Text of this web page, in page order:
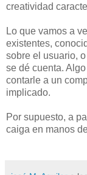
creatividad
Lo que vamos a
existentes,
sobre el usuario,
se dé cuenta.
contarle a un
implicado.
Por supuesto, a
caiga en manos